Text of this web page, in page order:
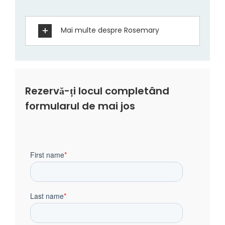
Mai multe despre Rosemary
Rezervă-ți locul completând
formularul de mai jos